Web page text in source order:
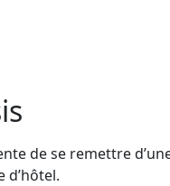
de se remettre
d’hôtel.